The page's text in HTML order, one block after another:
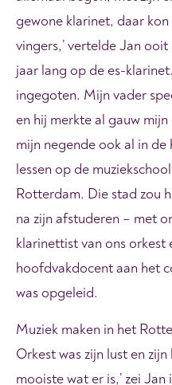
gewone klarinet, daar
vingers,’ vertelde Jan
jaar lang op de es-
ingegoten. Mijn vader
en hij merkte al gauw
mijn negende ook al in de
lessen op de
Rotterdam. Die stad zou
na zijn afstuderen – met
klarinettist van ons orkest
hoofdvakdocent aan het
was opgeleid.
Muziek maken in het
Orkest was zijn lust en
mooiste wat er is,’ zei Jan